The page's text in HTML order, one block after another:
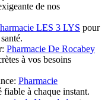
de nos
LES 3 LYS pour
Pharmacie De Rocabey
à vos besoins
Pharmacie
fiable à chaque instant.